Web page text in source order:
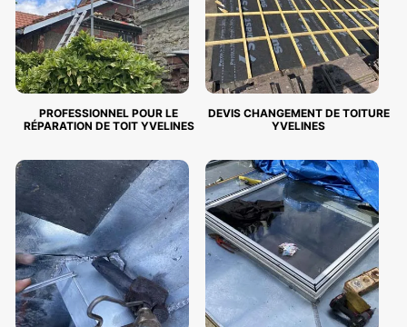
PROFESSIONNEL POUR LE
RÉPARATION DE TOIT YVELINES
DEVIS CHANGEMENT DE TOITURE
YVELINES